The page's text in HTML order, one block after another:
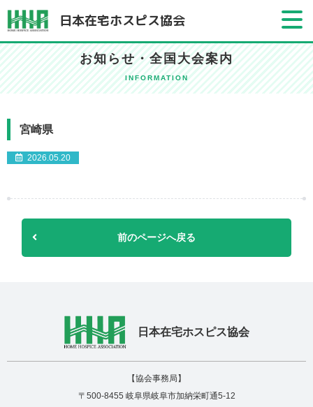
日本在宅ホスピス協会
お知らせ・全国大会案内
INFORMATION
宮崎県
2026.05.20
前のページへ戻る
日本在宅ホスピス協会
【協会事務局】
〒500-8455 岐阜県岐阜市加納栄町通5-12